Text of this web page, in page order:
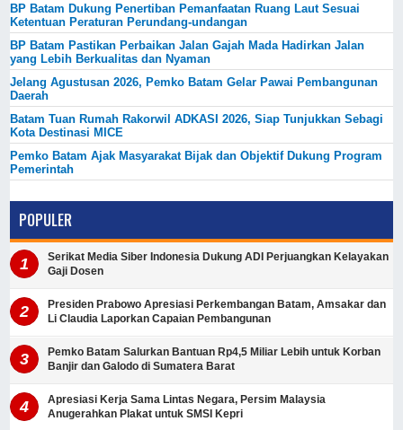
BP Batam Dukung Penertiban Pemanfaatan Ruang Laut Sesuai
Ketentuan Peraturan Perundang-undangan
BP Batam Pastikan Perbaikan Jalan Gajah Mada Hadirkan Jalan
yang Lebih Berkualitas dan Nyaman
Jelang Agustusan 2026, Pemko Batam Gelar Pawai Pembangunan
Daerah
Batam Tuan Rumah Rakorwil ADKASI 2026, Siap Tunjukkan Sebagi
Kota Destinasi MICE
Pemko Batam Ajak Masyarakat Bijak dan Objektif Dukung Program
Pemerintah
POPULER
Serikat Media Siber Indonesia Dukung ADI Perjuangkan Kelayakan
Gaji Dosen
Presiden Prabowo Apresiasi Perkembangan Batam, Amsakar dan
Li Claudia Laporkan Capaian Pembangunan
Pemko Batam Salurkan Bantuan Rp4,5 Miliar Lebih untuk Korban
Banjir dan Galodo di Sumatera Barat
Apresiasi Kerja Sama Lintas Negara, Persim Malaysia
Anugerahkan Plakat untuk SMSI Kepri